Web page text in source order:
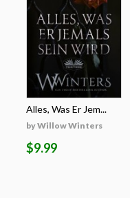
Alles, Was Er Jem...
by Willow Winters
$9.99